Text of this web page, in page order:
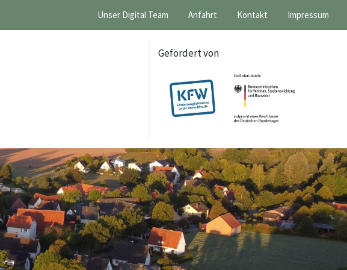
Unser Digital Team Anfahrt Kontakt Impressum
Gefördert von